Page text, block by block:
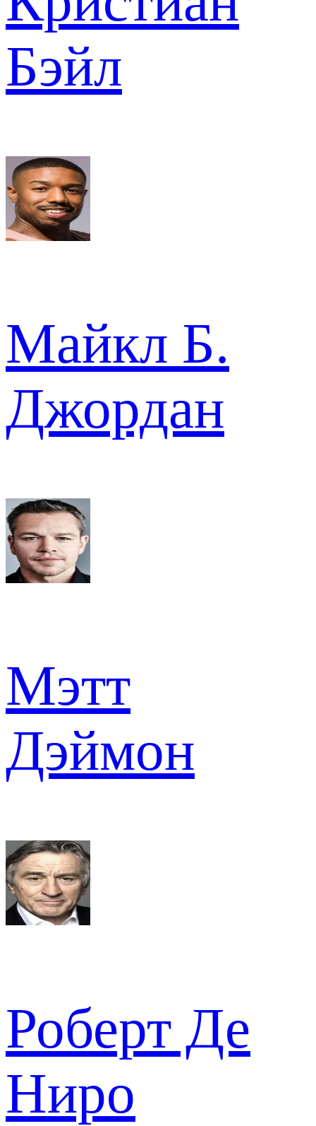
Бэйл
Майкл Б.
Джордан
Мэтт
Дэймон
Роберт Де
Ниро